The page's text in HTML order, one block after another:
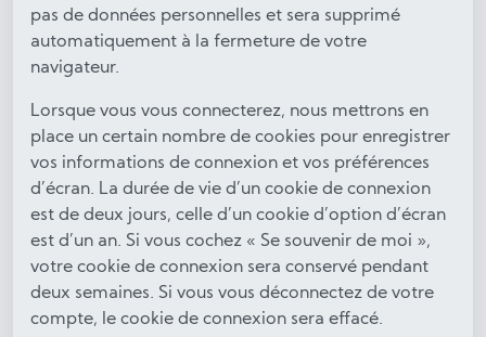
pas de données personnelles et sera supprimé
automatiquement à la fermeture de votre
navigateur.
Lorsque vous vous connecterez, nous mettrons en
place un certain nombre de cookies pour enregistrer
vos informations de connexion et vos préférences
d’écran. La durée de vie d’un cookie de connexion
est de deux jours, celle d’un cookie d’option d’écran
est d’un an. Si vous cochez « Se souvenir de moi »,
votre cookie de connexion sera conservé pendant
deux semaines. Si vous vous déconnectez de votre
compte, le cookie de connexion sera effacé.